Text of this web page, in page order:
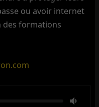
ou avoir internet
des formations